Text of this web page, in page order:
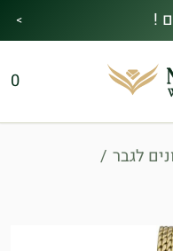
!
בקנייה !
>
0
לגבר /